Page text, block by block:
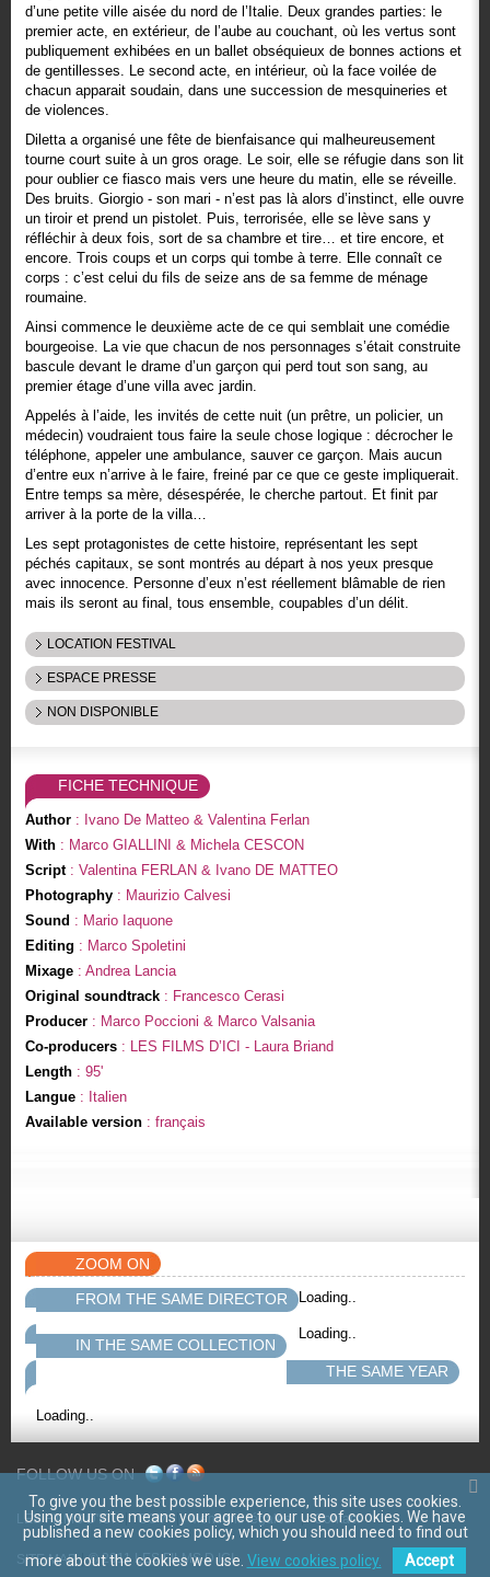
d’une petite ville aisée du nord de l’Italie. Deux grandes parties: le
premier acte, en extérieur, de l’aube au couchant, où les vertus sont
publiquement exhibées en un ballet obséquieux de bonnes actions et
de gentillesses. Le second acte, en intérieur, où la face voilée de
chacun apparait soudain, dans une succession de mesquineries et
de violences.
Diletta a organisé une fête de bienfaisance qui malheureusement
tourne court suite à un gros orage. Le soir, elle se réfugie dans son lit
pour oublier ce fiasco mais vers une heure du matin, elle se réveille.
Des bruits. Giorgio - son mari - n’est pas là alors d’instinct, elle ouvre
un tiroir et prend un pistolet. Puis, terrorisée, elle se lève sans y
réfléchir à deux fois, sort de sa chambre et tire… et tire encore, et
encore. Trois coups et un corps qui tombe à terre. Elle connaît ce
corps : c’est celui du fils de seize ans de sa femme de ménage
roumaine.
Ainsi commence le deuxième acte de ce qui semblait une comédie
bourgeoise. La vie que chacun de nos personnages s’était construite
bascule devant le drame d’un garçon qui perd tout son sang, au
premier étage d’une villa avec jardin.
Appelés à l’aide, les invités de cette nuit (un prêtre, un policier, un
médecin) voudraient tous faire la seule chose logique : décrocher le
téléphone, appeler une ambulance, sauver ce garçon. Mais aucun
d’entre eux n’arrive à le faire, freiné par ce que ce geste impliquerait.
Entre temps sa mère, désespérée, le cherche partout. Et finit par
arriver à la porte de la villa…
Les sept protagonistes de cette histoire, représentant les sept
péchés capitaux, se sont montrés au départ à nos yeux presque
avec innocence. Personne d’eux n’est réellement blâmable de rien
mais ils seront au final, tous ensemble, coupables d’un délit.
LOCATION FESTIVAL
ESPACE PRESSE
NON DISPONIBLE
FICHE TECHNIQUE
Author: Ivano De Matteo & Valentina Ferlan
With: Marco GIALLINI & Michela CESCON
Script: Valentina FERLAN & Ivano DE MATTEO
Photography: Maurizio Calvesi
Sound : Mario Iaquone
Editing : Marco Spoletini
Mixage: Andrea Lancia
Original soundtrack: Francesco Cerasi
Producer: Marco Poccioni & Marco Valsania
Co-producers: LES FILMS D’ICI - Laura Briand
Length: 95'
Langue: Italien
Available version: français
ZOOM ON
FROM THE SAME DIRECTOR
Loading..
IN THE SAME COLLECTION
Loading..
THE SAME YEAR
Loading..
FOLLOW US ON
LES FILMS D'ICI CGV Mentions légales Contact
SITE MAP © 2011 LES FILMS D ICI
To give you the best possible experience, this site uses cookies.
Using your site means your agree to our use of cookies. We have
published a new cookies policy, which you should need to find out
more about the cookies we use. View cookies policy. Accept